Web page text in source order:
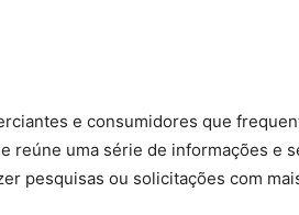
e consumidores que
reúne uma série de informações e
pesquisas ou solicitações com